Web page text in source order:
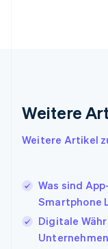
Weitere
Weitere Artikel
Was sind
Smartphone
Digitale
Irland
Italien
日本語 English
EnglishFrançais
Kroatien
EnglishItaliano